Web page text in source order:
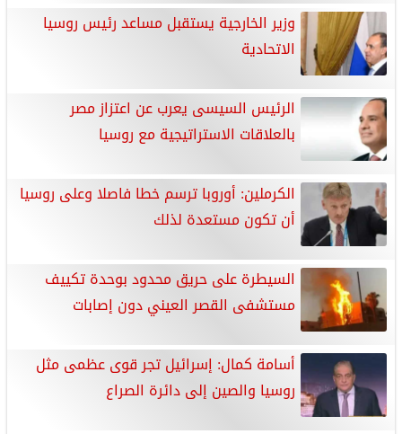
وزير الخارجية يستقبل مساعد رئيس روسيا
الاتحادية
الرئيس السيسى يعرب عن اعتزاز مصر
بالعلاقات الاستراتيجية مع روسيا
الكرملين: أوروبا ترسم خطا فاصلا وعلى روسيا
أن تكون مستعدة لذلك
السيطرة على حريق محدود بوحدة تكييف
مستشفى القصر العيني دون إصابات
أسامة كمال: إسرائيل تجر قوى عظمى مثل
روسيا والصين إلى دائرة الصراع